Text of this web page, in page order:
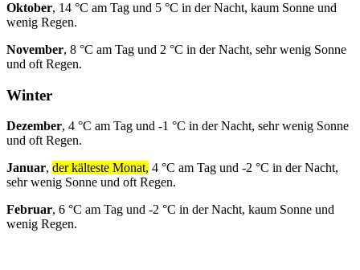
Oktober, 14 °C am Tag und 5 °C in der Nacht, kaum Sonne und
wenig Regen.
November, 8 °C am Tag und 2 °C in der Nacht, sehr wenig Sonne
und oft Regen.
Winter
Dezember, 4 °C am Tag und -1 °C in der Nacht, sehr wenig Sonne
und oft Regen.
Januar, der kälteste Monat, 4 °C am Tag und -2 °C in der Nacht,
sehr wenig Sonne und oft Regen.
Februar, 6 °C am Tag und -2 °C in der Nacht, kaum Sonne und
wenig Regen.